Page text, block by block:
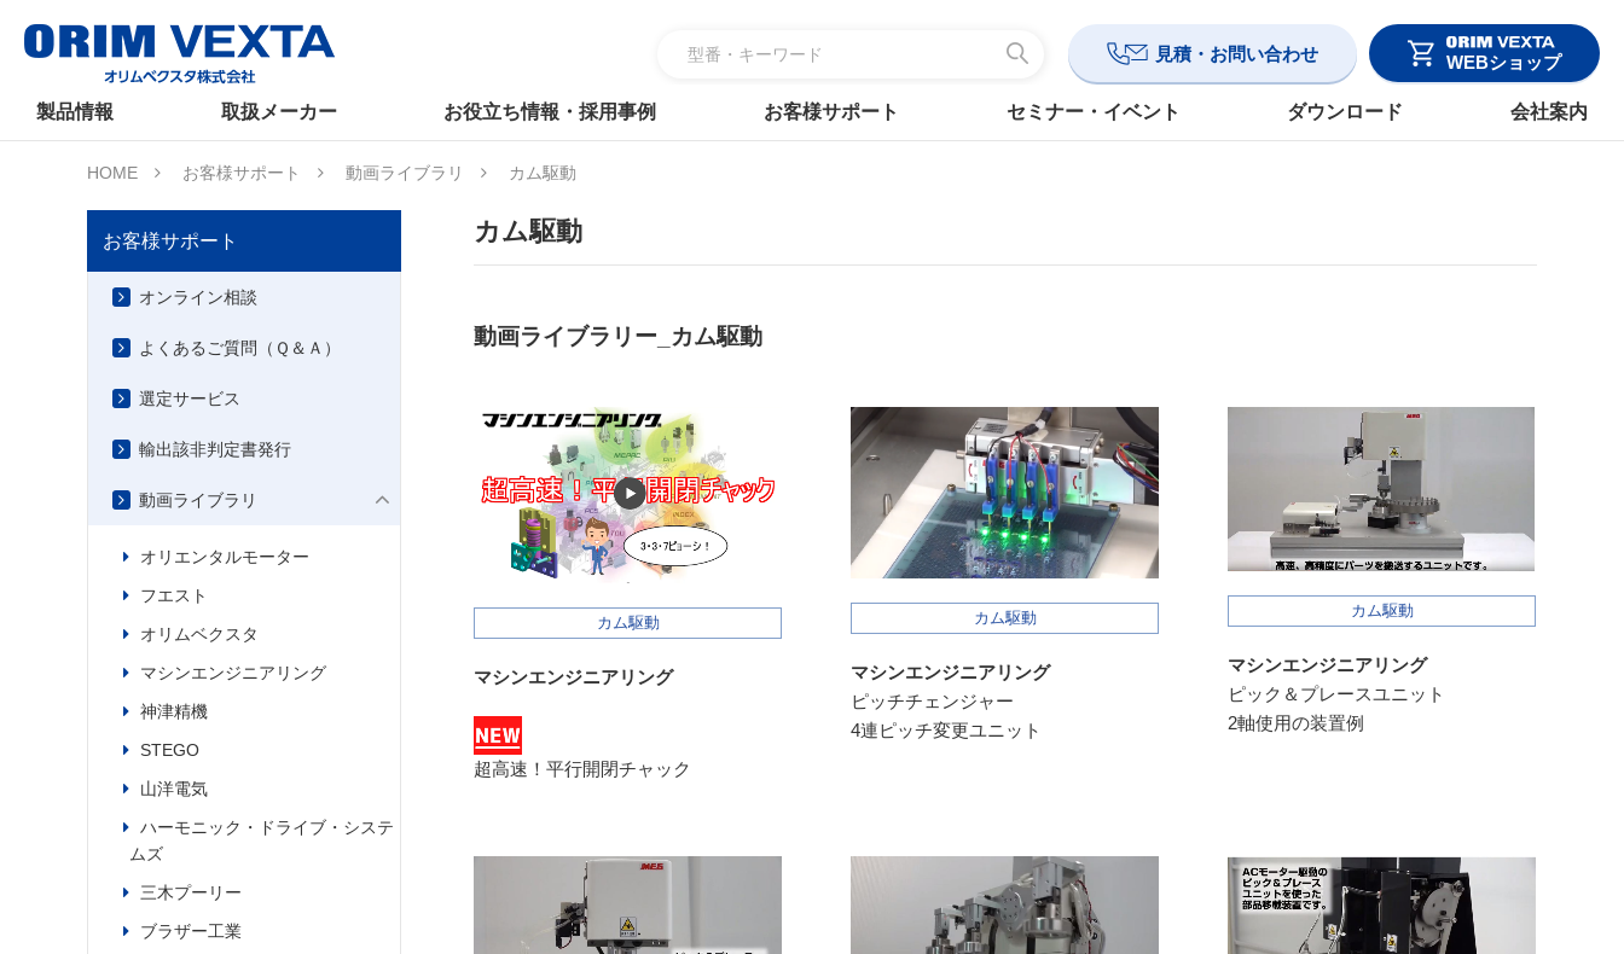
見積・お問い合わせ WEBショップ
製品情報 取扱メーカー お役立ち情報・採用事例 お客様サポート セミナー・イベント ダウンロード 会社案内
HOME お客様サポート 動画ライブラリ カム駆動
カム駆動
動画ライブラリー_カム駆動
カム駆動
マシンエンジニアリング
超高速！平行開閉チャック
カム駆動
マシンエンジニアリング
ピッチチェンジャー
4連ピッチ変更ユニット
カム駆動
マシンエンジニアリング
ピック＆プレースユニット
2軸使用の装置例
お客様サポート
オンライン相談
よくあるご質問（Ｑ＆Ａ）
選定サービス
輸出該非判定書発行
動画ライブラリ
オリエンタルモーター
フエスト
オリムベクスタ
マシンエンジニアリング
神津精機
STEGO
山洋電気
ハーモニック・ドライブ・システ
ムズ
三木プーリー
ブラザー工業